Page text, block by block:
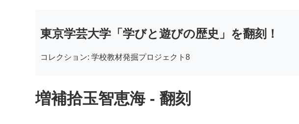
東京学芸大学「学びと遊びの歴史」を翻刻！
コレクション: 学校教材発掘プロジェクト8
増補拾玉智恵海 - 翻刻